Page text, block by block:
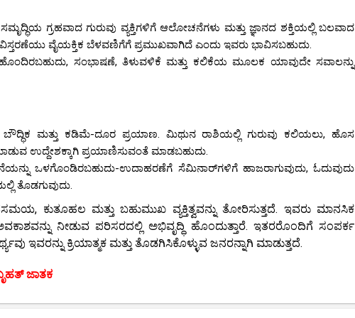
ಗ್ರಹವಾದ ಗುರುವು ವ್ಯಕ್ತಿಗಳಿಗೆ ಆಲೋಚನೆಗಳು ಮತ್ತು ಜ್ಞಾನದ ಶಕ್ತಿಯಲ್ಲಿ ಬಲವಾದ
ವೈಯಕ್ತಿಕ ಬೆಳವಣಿಗೆಗೆ ಪ್ರಮುಖವಾಗಿದೆ ಎಂದು ಇವರು ಭಾವಿಸಬಹುದು.
ಹೊಂದಿರಬಹುದು, ಸಂಭಾಷಣೆ, ತಿಳುವಳಿಕೆ ಮತ್ತು ಕಲಿಕೆಯ ಮೂಲಕ ಯಾವುದೇ ಸವಾಲನ್ನು
ಮತ್ತು ಕಡಿಮೆ-ದೂರ ಪ್ರಯಾಣ. ಮಿಥುನ ರಾಶಿಯಲ್ಲಿ ಗುರುವು ಕಲಿಯಲು, ಹೊಸ
ಉದ್ದೇಶಕ್ಕಾಗಿ ಪ್ರಯಾಣಿಸುವಂತೆ ಮಾಡಬಹುದು.
ಒಳಗೊಂಡಿರಬಹುದು-ಉದಾಹರಣೆಗೆ ಸೆಮಿನಾರ್‌ಗಳಿಗೆ ಹಾಜರಾಗುವುದು, ಓದುವುದು
ತೊಡಗುವುದು.
ಕುತೂಹಲ ಮತ್ತು ಬಹುಮುಖ ವ್ಯಕ್ತಿತ್ವವನ್ನು ತೋರಿಸುತ್ತದೆ. ಇವರು ಮಾನಸಿಕ
ನೀಡುವ ಪರಿಸರದಲ್ಲಿ ಅಭಿವೃದ್ಧಿ ಹೊಂದುತ್ತಾರೆ. ಇತರರೊಂದಿಗೆ ಸಂಪರ್ಕ
ಇವರನ್ನು ಕ್ರಿಯಾತ್ಮಕ ಮತ್ತು ತೊಡಗಿಸಿಕೊಳ್ಳುವ ಜನರನ್ನಾಗಿ ಮಾಡುತ್ತದೆ.
ಜಾತಕ